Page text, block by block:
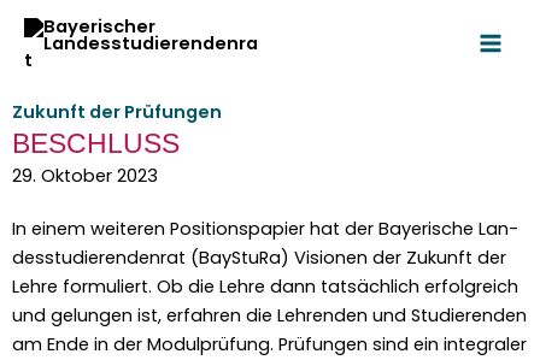
Zum
Inhalt
springen
Zukunft der Prüfungen
BESCHLUSS
29. Oktober 2023
In einem weit­eren Posi­tion­spa­pi­er hat der Bay­erische Lan­
desstudieren­den­rat (BayStu­Ra) Visio­nen der Zukun­ft der
Lehre for­muliert. Ob die Lehre dann tat­säch­lich erfol­gre­ich
und gelun­gen ist, erfahren die Lehren­den und Studieren­den
am Ende in der Mod­ul­prü­fung. Prü­fun­gen sind ein inte­graler